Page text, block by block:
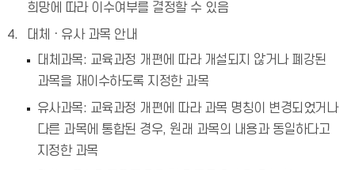
희망에 따라 이수여부를 결정할 수 있음
대체ㆍ유사 과목 안내
대체과목: 교육과정 개편에 따라 개설되지 않거나 폐강된
과목을 재이수하도록 지정한 과목
유사과목: 교육과정 개편에 따라 과목 명칭이 변경되었거나
다른 과목에 통합된 경우, 원래 과목의 내용과 동일하다고
지정한 과목